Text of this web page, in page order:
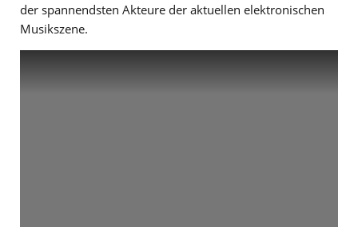
der spannendsten Akteure der aktuellen elektronischen
Musikszene.